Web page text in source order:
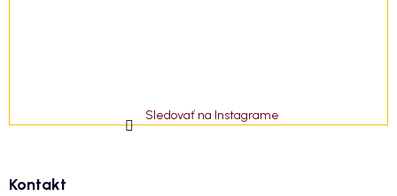
Sledovať na Instagrame
Kontakt